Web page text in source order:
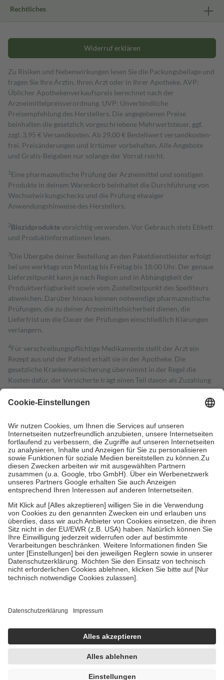
Rechtliches
Widerruf erklären
Zu Risiken und Nebenwirkungen lesen Sie die Packungsbeilage und
fragen Sie Ihre Ärztin, Ihren Arzt oder in Ihrer Apotheke. AVP:
Üblicher Apothekenverkaufspreis berechnet nach der
Arzneimittelpreisverordnung. UVP: Unverbindliche
Preisempfehlung des Herstellers. Die angegebenen Preise
beinhalten die gesetzlich vorgeschriebene Mehrwertsteuer, ggf.
zzgl. 3,95 € Versandkosten. Ab 29,00 € Bestell­wert versand­kosten­
frei. Preisänderungen und Irrtümer vorbehalten. Alle Angebote
und Gratis-Beigaben nur solange der Vorrat reicht.
1 Eine pharmazeutische Prüfung der Arzneimittel und sonstigen
Produkte in deinem Warenkorb beinhaltet die Durchführung von
Wechselwirkungschecks und die Prüfung etwaiger
Anwendungshinweise des Herstellers.
2Biozidproduktevorsichtig verwenden. Vor Gebrauch stets Etikett
und Produktinformationen lesen.
3Die Übergabe deiner Bestellung an den Paketdienstleister erfolgt
bei uns werktags von Montag bis Freitag bis 18:00 Uhr. Der genaue
Lieferzeitpunkt kann je nach Region und in Abhängigkeit der
Produktverfügbarkeit sowie vom Zustellzeitpunkt des Spediteurs
abweichen. Darüber hinaus können notwendige pharmazeutische
Prüfungen, die zu deiner Arzneimittelsicherheit dienen, die
Lieferfrist um die Dauer der Prüfungen einschließlich Klärungen
verlängern.
4Für verschreibungspflichtige Medikamente stellt der Arzt ein
Rezept aus und der Patient erhält sie in der Apotheke. Die
gesetzliche Krankenversicherung übernimmt in der Regel die
Kosten dafür, der Versicherte trägt einen Teil davon als Zuzahlung
mit.
Grundsätzlich leisten Mitglieder Zuzahlungen in Höhe von zehn
höchstens zehn Euro.
Es sind jedoch nie mehr als die tatsächlichen
Kosten der Leistung zu entrichten.
Diese Regeln gelten grundsätzlich auch für Online-Apotheken.
Bei Heilmitteln und häuslicher Krankenpflege beträgt die
Zuzahlung zehn Prozent der Kosten sowie zehn Euro je
Verordnung.
Um das Engagement der Versicherten für ihre eigene Gesundheit zu
stärken und die besondere Stellung der Familie zu unterstützen,
fallenkeine Zuzahlungenan bei:
• Kindern und Jugendlichen bis zum vollendeten 18. Lebensjahr
mit Ausnahme der Fahrkosten
• Untersuchungen zur Vorsorge und Früherkennung, die von der
GKV getragen werden
• empfohlenen Schutzimpfungen
• Harn- und Blutteststreifen
getroffen, um sicherzustellen, dass es sich um echte Bewertungen
https://help.etrusted.com/hc/de/articles/4419944605341
Einige Bilder und Inhalte wurden unter Zuhilfenahme künstlicher